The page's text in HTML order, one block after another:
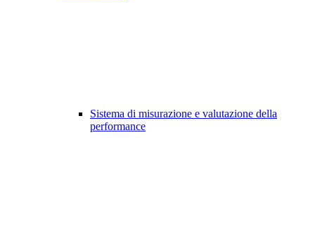
Sistema di misurazione e valutazione della
performance